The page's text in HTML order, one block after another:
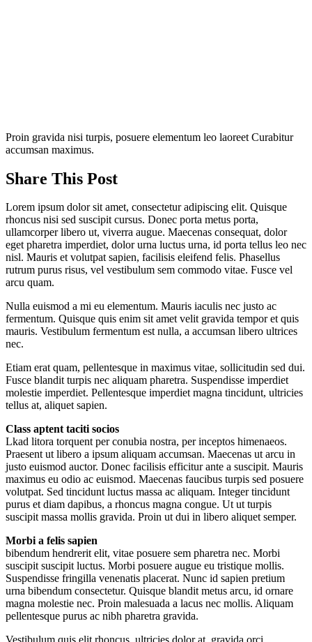
Proin gravida nisi turpis, posuere elementum leo laoreet Curabitur
accumsan maximus.
Share This Post
Lorem ipsum dolor sit amet, consectetur adipiscing elit. Quisque
rhoncus nisi sed suscipit cursus. Donec porta metus porta,
ullamcorper libero ut, viverra augue. Maecenas consequat, dolor
eget pharetra imperdiet, dolor urna luctus urna, id porta tellus leo nec
nisl. Mauris et volutpat sapien, facilisis eleifend felis. Phasellus
rutrum purus risus, vel vestibulum sem commodo vitae. Fusce vel
arcu quam.
Nulla euismod a mi eu elementum. Mauris iaculis nec justo ac
fermentum. Quisque quis enim sit amet velit gravida tempor et quis
mauris. Vestibulum fermentum est nulla, a accumsan libero ultrices
nec.
Etiam erat quam, pellentesque in maximus vitae, sollicitudin sed dui.
Fusce blandit turpis nec aliquam pharetra. Suspendisse imperdiet
molestie imperdiet. Pellentesque imperdiet magna tincidunt, ultricies
tellus at, aliquet sapien.
Class aptent taciti socios
Lkad litora torquent per conubia nostra, per inceptos himenaeos.
Praesent ut libero a ipsum aliquam accumsan. Maecenas ut arcu in
justo euismod auctor. Donec facilisis efficitur ante a suscipit. Mauris
maximus eu odio ac euismod. Maecenas faucibus turpis sed posuere
volutpat. Sed tincidunt luctus massa ac aliquam. Integer tincidunt
purus et diam dapibus, a rhoncus magna congue. Ut ut turpis
suscipit massa mollis gravida. Proin ut dui in libero aliquet semper.
Morbi a felis sapien
bibendum hendrerit elit, vitae posuere sem pharetra nec. Morbi
suscipit suscipit luctus. Morbi posuere augue eu tristique mollis.
Suspendisse fringilla venenatis placerat. Nunc id sapien pretium
urna bibendum consectetur. Quisque blandit metus arcu, id ornare
magna molestie nec. Proin malesuada a lacus nec mollis. Aliquam
pellentesque purus ac nibh pharetra gravida.